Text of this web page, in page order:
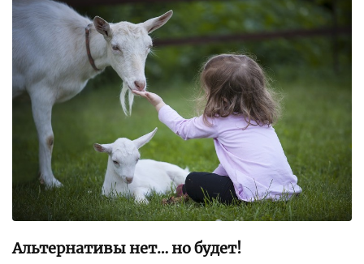
Альтернативы нет… но будет!